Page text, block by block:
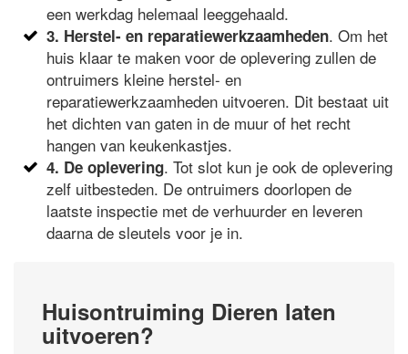
een werkdag helemaal leeggehaald.
3. Herstel- en reparatiewerkzaamheden. Om het
huis klaar te maken voor de oplevering zullen de
ontruimers kleine herstel- en
reparatiewerkzaamheden uitvoeren. Dit bestaat uit
het dichten van gaten in de muur of het recht
hangen van keukenkastjes.
4. De oplevering. Tot slot kun je ook de oplevering
zelf uitbesteden. De ontruimers doorlopen de
laatste inspectie met de verhuurder en leveren
daarna de sleutels voor je in.
Huisontruiming Dieren laten
uitvoeren?